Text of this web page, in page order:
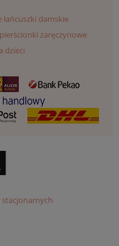
łańcuszki damskie
zaręczynowe
dzieci